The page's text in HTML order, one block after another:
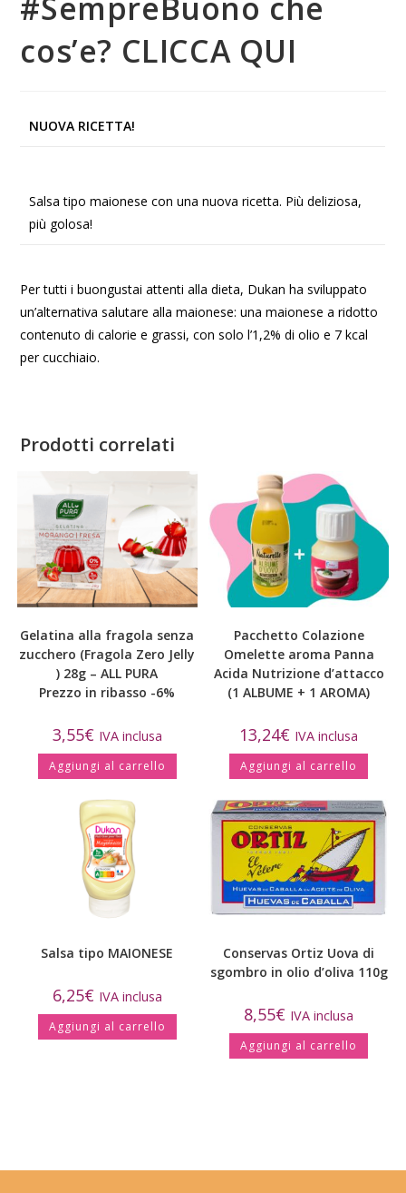
cos’e? CLICCA QUI
NUOVA RICETTA!
Salsa tipo maionese con una nuova ricetta. Più deliziosa,
più golosa!
Per tutti i buongustai attenti alla dieta, Dukan ha sviluppato
un’alternativa salutare alla maionese: una maionese a ridotto
contenuto di calorie e grassi, con solo l’1,2% di olio e 7 kcal
per cucchiaio.
Prodotti correlati
Gelatina alla fragola senza
zucchero (Fragola Zero Jelly
) 28g – ALL PURA
Prezzo in ribasso -6%
3,55€ IVA inclusa
Aggiungi al carrello
Pacchetto Colazione
Omelette aroma Panna
Acida Nutrizione d’attacco
(1 ALBUME + 1 AROMA)
13,24€ IVA inclusa
Aggiungi al carrello
Salsa tipo MAIONESE
6,25€ IVA inclusa
Aggiungi al carrello
Conservas Ortiz Uova di
sgombro in olio d’oliva 110g
8,55€ IVA inclusa
Aggiungi al carrello